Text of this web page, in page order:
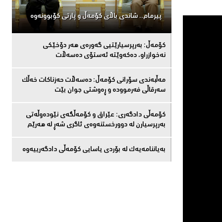
پیرمام.. شاندی باڵای كۆمه‌ڵ و پارتی كۆبوونه‌وه‌
كۆمەڵ: بەرپرسیارێتیی گەورەی هەر دۆخێکی
نەخوازراو، دەكەوێتە ئەستۆی دەسەڵات
مەڵبەندى سۆرانى کۆمەڵ: دەسەڵات حەزناکات خەڵک
سەرقاڵى فەرموودە و ڕەوشتى جوان بێت
کۆمەڵى دادگەرى: عێراق و كۆمەڵگەی نێودەوڵەتی
بەرپرسیارن لە دوورخستنەوەى ئاگری شەڕ لە هەرێم
بەیاننامەیەک لە بۆردی یاسایی کۆمەڵی دادگەرییەوە